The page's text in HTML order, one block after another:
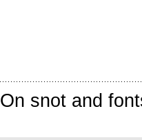
On snot and